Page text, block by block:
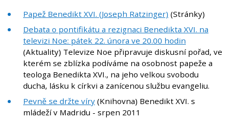
Papež Benedikt XVI. (Joseph Ratzinger) (Stránky)
Debata o pontifikátu a rezignaci Benedikta XVI. na
televizi Noe: pátek 22. února ve 20.00 hodin
(Aktuality) Televize Noe připravuje diskusní pořad, ve
kterém se zblízka podíváme na osobnost papeže a
teologa Benedikta XVI., na jeho velkou svobodu
ducha, lásku k církvi a zanícenou službu evangeliu.
Pevně se držte víry (Knihovna) Benedikt XVI. s
mládeží v Madridu - srpen 2011